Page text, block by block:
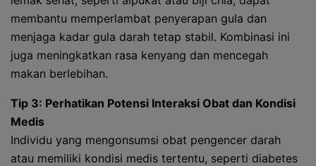
membantu memperlambat penyerapan gula dan
menjaga kadar gula darah tetap stabil. Kombinasi ini
juga meningkatkan rasa kenyang dan mencegah
makan berlebihan.
Tip 3: Perhatikan Potensi Interaksi Obat dan Kondisi
Medis
Individu yang mengonsumsi obat pengencer darah
atau memiliki kondisi medis tertentu, seperti diabetes